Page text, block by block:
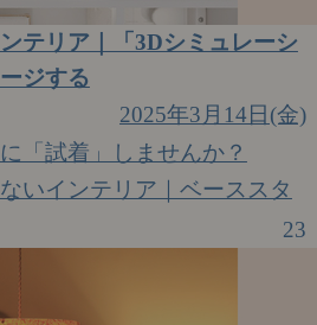
テリア｜「3Dシミュレーシ
ジする
2025年3月14日(金)
「試着」しませんか？
いインテリア｜ベーススタ
23